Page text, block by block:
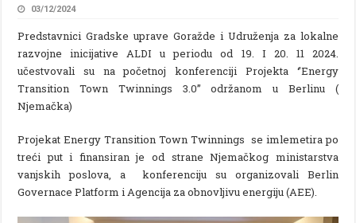
03/12/2024
Predstavnici Gradske uprave Goražde i Udruženja za lokalne
razvojne inicijative ALDI u periodu od 19. I 20. 11 2024.
učestvovali su na početnoj konferenciji Projekta ‘’Energy
Transition Town Twinnings 3.0’’ održanom u Berlinu (
Njemačka)
Projekat Energy Transition Town Twinnings se imlemetira po
treći put i finansiran je od strane Njemačkog ministarstva
vanjskih poslova, a konferenciju su organizovali Berlin
Governace Platform i Agencija za obnovljivu energiju (AEE).